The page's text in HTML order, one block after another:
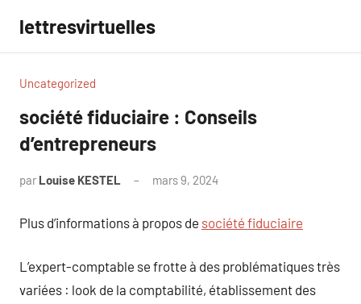
contenu
lettresvirtuelles
Uncategorized
société fiduciaire : Conseils
d’entrepreneurs
par Louise KESTEL mars 9, 2024
Plus d’informations à propos de société fiduciaire
L’expert-comptable se frotte à des problématiques très
variées : look de la comptabilité, établissement des